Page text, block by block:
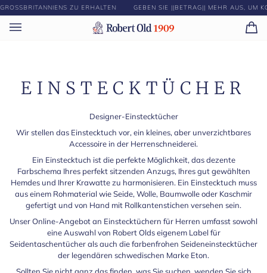
Direkt
zum
Inhalt
ZU ERHALTEN GEBEN SIE ||BETRAG|| MEHR AUS, UM
(0)
EINSTECKTÜCHER
Designer-Einstecktücher
Wir stellen das Einstecktuch vor, ein kleines, aber unverzichtbares
Accessoire in der Herrenschneiderei.
Ein Einstecktuch ist die perfekte Möglichkeit, das dezente
Farbschema Ihres perfekt sitzenden Anzugs, Ihres gut gewählten
Hemdes und Ihrer Krawatte zu harmonisieren. Ein Einstecktuch muss
aus einem Rohmaterial wie Seide, Wolle, Baumwolle oder Kaschmir
gefertigt und von Hand mit Rollkantenstichen versehen sein.
Unser Online-Angebot an Einstecktüchern für Herren umfasst sowohl
eine Auswahl von Robert Olds eigenem Label für
Seidentaschentücher als auch die farbenfrohen Seideneinstecktücher
der legendären schwedischen Marke Eton.